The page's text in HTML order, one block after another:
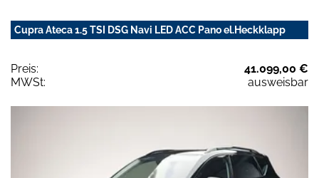
Cupra Ateca 1.5 TSI DSG Navi LED ACC Pano el.Heckklapp
Preis:
41.099,00 €
MWSt:
ausweisbar